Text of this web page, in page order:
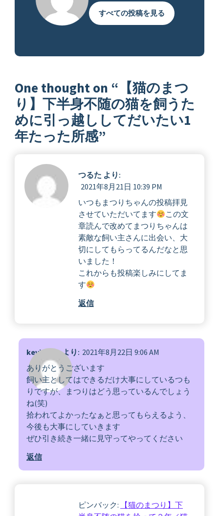
すべての投稿を見る
One thought on “ 【猫のまつ
り】下半身不随の猫を飼うた
めに引っ越ししてだいたい1
年たった所感”
つるた より:
2021年8月21日 10:39 PM
いつもまつりちゃんの投稿拝見
させていただいてます
この文
章読んで改めてまつりちゃんは
素敵な飼い主さんに出会い、大
切にしてもらってるんだなと思
いました！
これからも投稿楽しみにしてま
す
返信
keviyamaより: 2021年8月22日 9:06 AM
ありがとうございます
飼い主としてはできるだけ大事にしているつも
りですが、まつりはどう思っているんでしょう
ね(笑)
拾われてよかったなぁと思ってもらえるよう、
今後も大事にしていきます
ぜひ引き続き一緒に見守ってやってください
返信
ピンバック:
【猫のまつり】下